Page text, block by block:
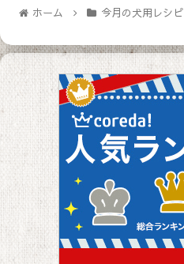
ホーム 今月の犬用レシピ